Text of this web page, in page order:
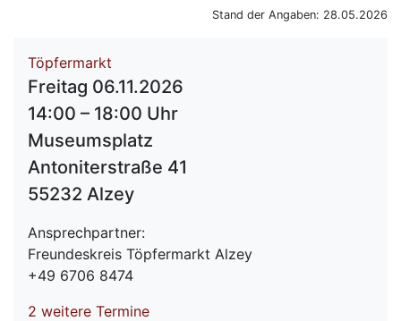
Stand der Angaben: 28.05.2026
Töpfermarkt
Freitag 06.11.2026
14:00 – 18:00 Uhr
Museumsplatz
Antoniterstraße 41
55232 Alzey
Ansprechpartner:
Freundeskreis Töpfermarkt Alzey
+49 6706 8474
2 weitere Termine